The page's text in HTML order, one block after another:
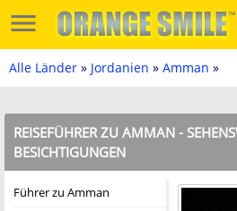
Alle Länder » Jordanien » Amman »
REISEFÜHRER ZU AMMAN -
BESICHTIGUNGEN
Führer zu Amman